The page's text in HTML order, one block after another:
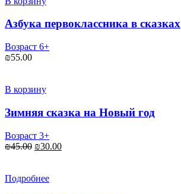
Азбука первоклассника в сказках
Возраст 6+
₪55.00
В корзину
Зимняя сказка на Новый год
Возраст 3+
₪45.00 Первоначальная
₪45.00.
₪30.00Текущая
Подробнее